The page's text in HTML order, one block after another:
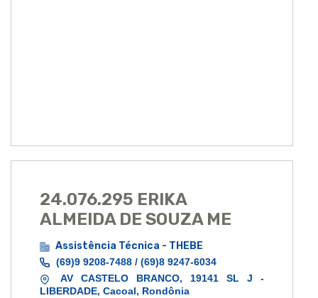
24.076.295 ERIKA
ALMEIDA DE SOUZA ME
Assistência Técnica - THEBE
(69)9 9208-7488 / (69)8 9247-6034
AV CASTELO BRANCO, 19141 SL J -
LIBERDADE, Cacoal, Rondônia